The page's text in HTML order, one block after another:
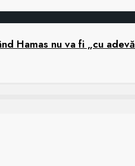
Hamas nu va fi „cu